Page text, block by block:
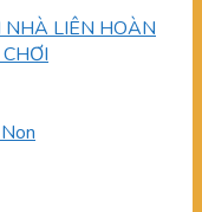
NHÀ LIÊN HOÀN